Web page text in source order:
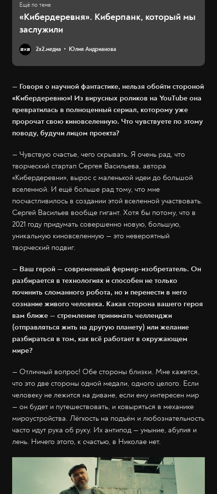
«Кибердеревня». Киберпанк, который мы
заслужили
2х2.медиа Юлия Андрианова
— Говоря о научной фантастике, нельзя обойти стороной
«Кибердеревню»! Из вирусных роликов на YouTube она
превратилась в полноценный сериал, которому уже
пророчат свою киновселенную. Что чувствуете по этому
поводу, будучи лицом проекта?
— Чувствую счастье, чего скрывать. Я очень рад, что
творческий стартап Сергея Васильева, автора
«Кибердеревни», вырос с маленькой идеи до большой
вселенной. И ещё больше рад тому, что мне
посчастливилось в создании этой вселенной участвовать.
Сергей Васильев вообще гигант. Хотя бы потому, что в
2021 году придумать совершенно новую, большую,
уникальную киновселенную — это невероятный
творческий подвиг.
— Ваш герой — современный фермер-изобретатель. Он
разбирается в технологиях и способен не только
починить сломанного робота, но и перенести в него
сознание живого человека. Какая сторона вашего героя
вам ближе — стремление принимать челленджи
(отправляться жить на другую планету) или желание
разбираться в том, как всё работает в окружающем
мире?
— Отличный вопрос! Обе стороны близки. Мне кажется,
что это две стороны одной медали, одного целого. Если
человеку не лежится на диване, если ему интересен мир
— он будет и путешествовать, и ковыряться в механике
мироустройства. Лёгкость на подъём и любознательность
часто идут рука об руку. Их антипод — уныние, абулия и
лень. Ничего этого, к счастью, в Николае нет.